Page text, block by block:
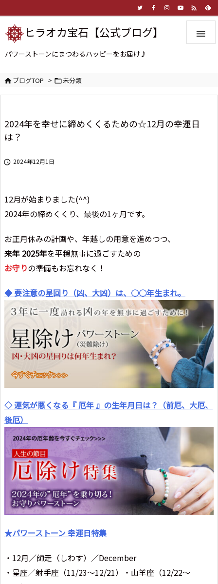


ヒラオカ宝石【公式ブログ】
パワーストーンにまつわるハッピーをお届け♪
ブログTOP > 未分類
2024年を幸せに締めくくるための☆12月の幸運日
は？
 2024年12月1日
12月が始まりました(^^)
2024年の締めくくり、最後の1ヶ月です。
お正月休みの計画や、年越しの用意を進めつつ、
来年 2025年を平穏無事に過ごすための
お守りの準備もお忘れなく！
◆ 要注意の星回り（凶、大凶）は、○○年生まれ。
◇ 運気が悪くなる『 厄年 』の生年月日は？（前厄、大厄、
後厄）
★パワーストーン 幸運日特集
・12月／師走（しわす）／December
・星座／射手座（11/23～12/21）・山羊座（12/22～